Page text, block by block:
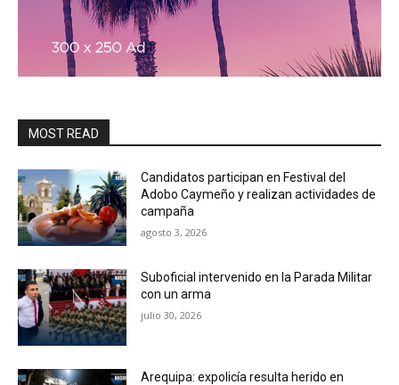
MOST READ
Candidatos participan en Festival del
Adobo Caymeño y realizan actividades de
campaña
agosto 3, 2026
Suboficial intervenido en la Parada Militar
con un arma
julio 30, 2026
Arequipa: expolicía resulta herido en